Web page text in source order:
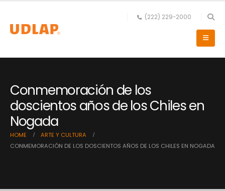
(222) 229-2000
Conmemoración de los
doscientos años de los Chiles en
Nogada
HOME
ARTE Y CULTURA
CONMEMORACIÓN DE LOS DOSCIENTOS AÑOS DE LOS CHILES EN NOGADA